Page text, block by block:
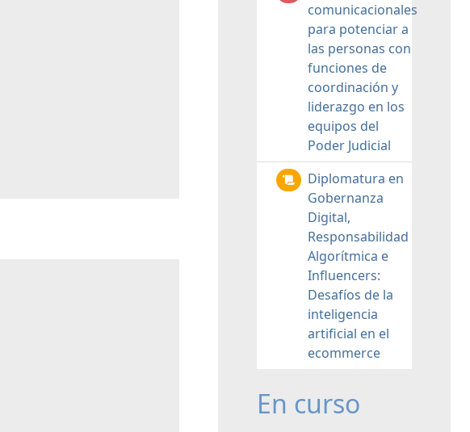
comunicacionales
para potenciar a
las personas con
funciones de
coordinación y
liderazgo en los
equipos del
Poder Judicial
Diplomatura en
Gobernanza
Digital,
Responsabilidad
Algorítmica e
Influencers:
Desafíos de la
inteligencia
artificial en el
ecommerce
En curso